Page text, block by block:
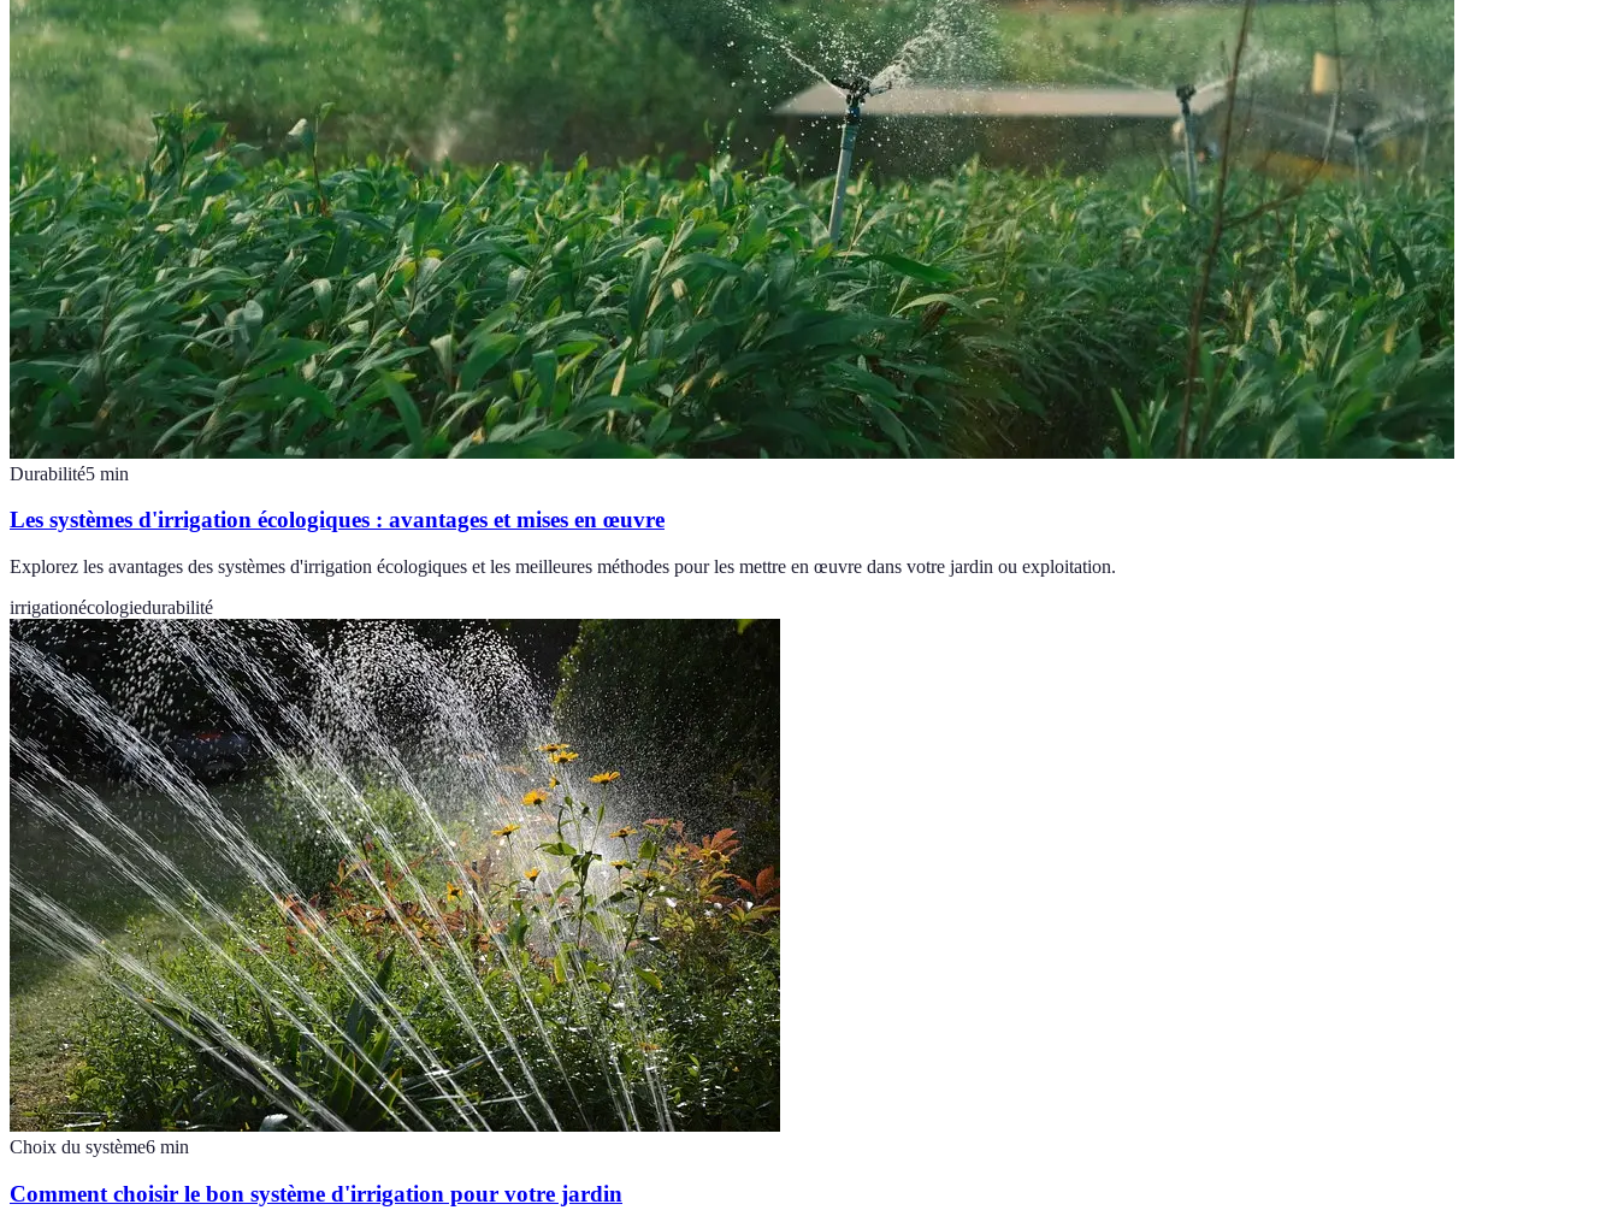
Durabilité5 min
Les systèmes d'irrigation écologiques : avantages et mises en œuvre
Explorez les avantages des systèmes d'irrigation écologiques et les meilleures méthodes pour les mettre en œuvre dans votre jardin ou exploitation.
irrigationécologiedurabilité
Choix du système6 min
Comment choisir le bon système d'irrigation pour votre jardin